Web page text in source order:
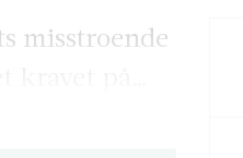
misstroende